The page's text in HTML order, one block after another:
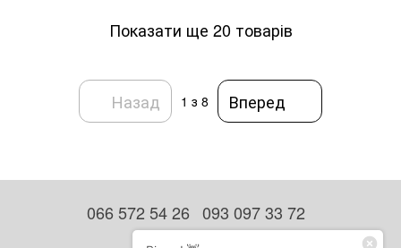
Показати ще 20 товарів
Назад 1 з 8 Вперед
066 572 54 26 093 097 33 72
Контактна інформація